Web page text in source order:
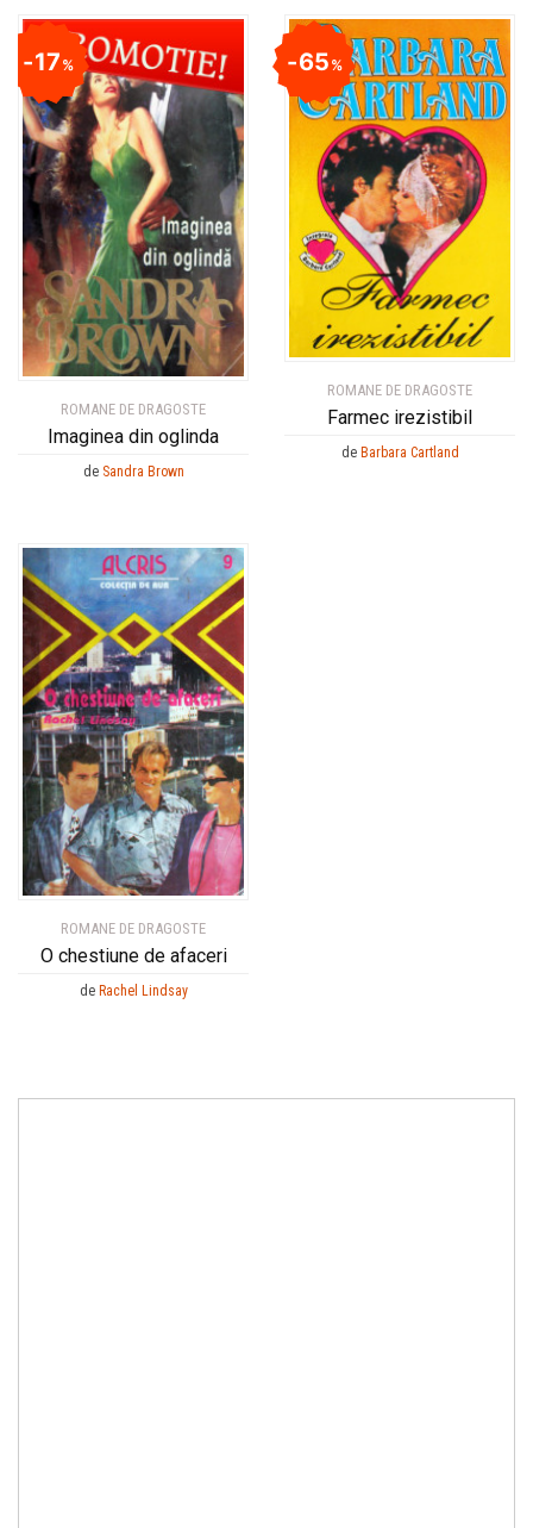
ROMANE DE DRAGOSTE
Imaginea din oglinda
17%
de Sandra Brown
ROMANE DE DRAGOSTE
Farmec irezistibil
65%
de Barbara Cartland
ROMANE DE DRAGOSTE
O chestiune de afaceri
de Rachel Lindsay